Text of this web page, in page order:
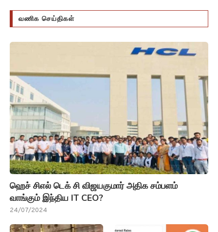
வணிக செய்திகள்
ஹெச் சிஎல் டெக் சி விஜயகுமார் அதிக சம்பளம்
வாங்கும் இந்திய IT CEO?
24/07/2024